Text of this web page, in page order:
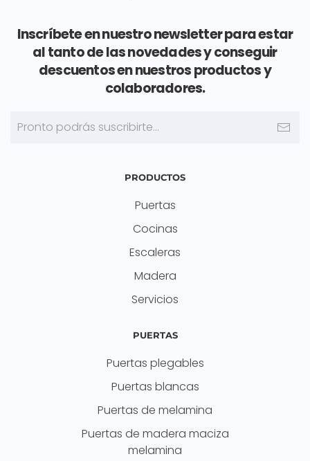
Inscríbete en nuestro newsletter para estar
al tanto de las novedades y conseguir
descuentos en nuestros productos y
colaboradores.
PRODUCTOS
Puertas
Cocinas
Escaleras
Madera
Servicios
PUERTAS
Puertas plegables
Puertas blancas
Puertas de melamina
Puertas de madera maciza
melamina